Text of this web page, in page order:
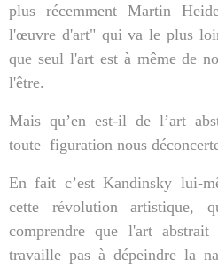
plus récemment Martin
l'œuvre d'art" qui va le plus
que seul l'art est à même de
l'être.
Mais qu’en est-il de l’art
toute figuration nous
En fait c’est Kandinsky lui-
cette révolution artistique,
comprendre que l'art
travaille pas à dépeindre la